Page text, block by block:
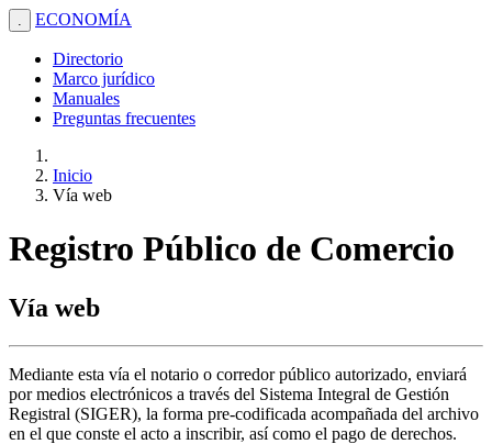
. ECONOMÍA
Directorio
Marco jurídico
Manuales
Preguntas frecuentes
Inicio
Vía web
Registro Público de Comercio
Vía web
Mediante esta vía el notario o corredor público autorizado, enviará
por medios electrónicos a través del Sistema Integral de Gestión
Registral (SIGER), la forma pre-codificada acompañada del archivo
en el que conste el acto a inscribir, así como el pago de derechos.